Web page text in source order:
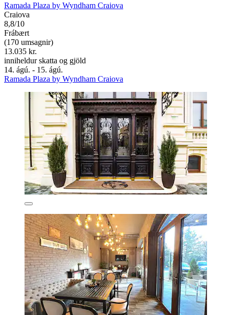
Ramada Plaza by Wyndham Craiova
Craiova
8,8/10
Frábært
(170 umsagnir)
13.035 kr.
inniheldur skatta og gjöld
14. ágú. - 15. ágú.
Ramada Plaza by Wyndham Craiova